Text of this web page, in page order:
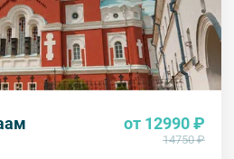
от 12990 ₽
14750 ₽